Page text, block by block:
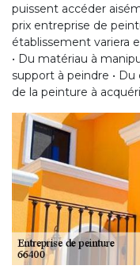
puissent accéder
prix entreprise de
établissement variera
• Du matériau à
support à peindre •
de la peinture à